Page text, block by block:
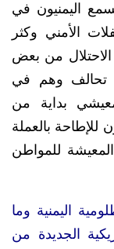
اليمنيون في
الأمني وكثر
الاحتلال من بعض
تحالف وهم في
بداية من
للإطاحة بالعملة
للمواطن
اليمنية وما
الجديدة من